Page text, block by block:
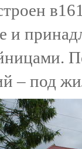
и
– под